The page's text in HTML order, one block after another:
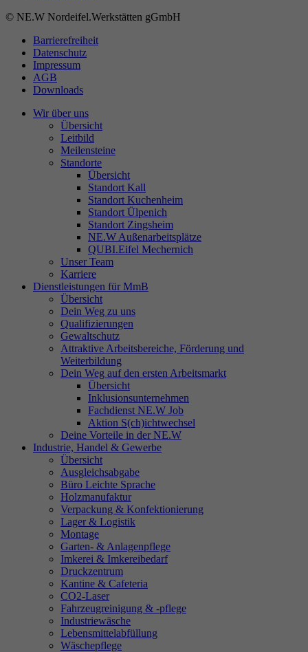
© NE.W Nordeifel.Werkstätten gGmbH
Barrierefreiheit
Datenschutz
Impressum
AGB
Downloads
Wir über uns
Übersicht
Leitbild
Meilensteine
Standorte
Übersicht
Standort Kall
Standort Kuchenheim
Standort Ülpenich
Standort Zingsheim
NE.W Außenarbeitsplätze
QUBI.Eifel Mechernich
Unser Team
Karriere
Dienstleistungen für MmB
Übersicht
Dein Weg zu uns
Qualifizierungen
Gewaltschutz
Attraktive Arbeitsbereiche, Förderung und
Weiterbildung
Dein Weg auf den ersten Arbeitsmarkt
Übersicht
Inklusionsunternehmen
Fachdienst NE.W Job
Aktion S(ch)ichtwechsel
Deine Vorteile in der NE.W
Industrie, Handel & Gewerbe
Übersicht
Ausgleichsabgabe
Büro Leichte Sprache
Holzmanufaktur
Verpackung & Konfektionierung
Lager & Logistik
Montage
Garten- & Anlagenpflege
Imkerei & Imkereibedarf
Druckzentrum
Kantine & Cafeteria
CO2-Laser
Fahrzeugreinigung & -pflege
Industriewäsche
Lebensmittelabfüllung
Wäschepflege